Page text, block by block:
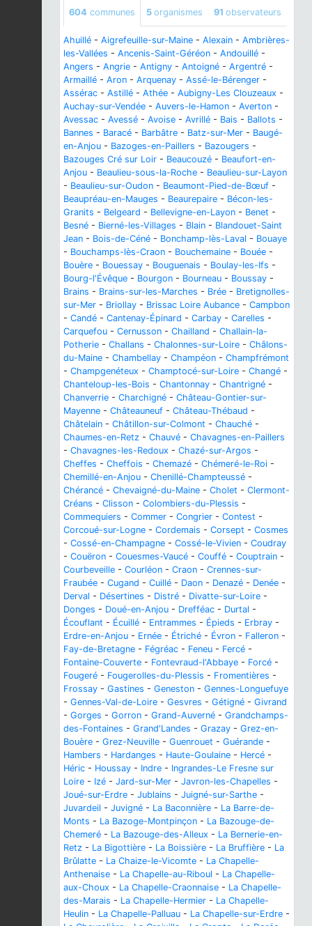
604 communes 5 organismes 91 observateurs
Ahuillé - Aigrefeuille-sur-Maine - Alexain - Ambrières-
les-Vallées - Ancenis-Saint-Géréon - Andouillé -
Angers - Angrie - Antigny - Antoigné - Argentré -
Armaillé - Aron - Arquenay - Assé-le-Bérenger -
Assérac - Astillé - Athée - Aubigny-Les Clouzeaux -
Auchay-sur-Vendée - Auvers-le-Hamon - Averton -
Avessac - Avessé - Avoise - Avrillé - Bais - Ballots -
Bannes - Baracé - Barbâtre - Batz-sur-Mer - Baugé-
en-Anjou - Bazoges-en-Paillers - Bazougers -
Bazouges Cré sur Loir - Beaucouzé - Beaufort-en-
Anjou - Beaulieu-sous-la-Roche - Beaulieu-sur-Layon
- Beaulieu-sur-Oudon - Beaumont-Pied-de-Bœuf -
Beaupréau-en-Mauges - Beaurepaire - Bécon-les-
Granits - Belgeard - Bellevigne-en-Layon - Benet -
Besné - Bierné-les-Villages - Blain - Blandouet-Saint
Jean - Bois-de-Céné - Bonchamp-lès-Laval - Bouaye
- Bouchamps-lès-Craon - Bouchemaine - Bouée -
Bouère - Bouessay - Bouguenais - Boulay-les-Ifs -
Bourg-l'Évêque - Bourgon - Bourneau - Boussay -
Brains - Brains-sur-les-Marches - Brée - Bretignolles-
sur-Mer - Briollay - Brissac Loire Aubance - Campbon
- Candé - Cantenay-Épinard - Carbay - Carelles -
Carquefou - Cernusson - Chailland - Challain-la-
Potherie - Challans - Chalonnes-sur-Loire - Châlons-
du-Maine - Chambellay - Champéon - Champfrémont
- Champgenéteux - Champtocé-sur-Loire - Changé -
Chanteloup-les-Bois - Chantonnay - Chantrigné -
Chanverrie - Charchigné - Château-Gontier-sur-
Mayenne - Châteauneuf - Château-Thébaud -
Châtelain - Châtillon-sur-Colmont - Chauché -
Chaumes-en-Retz - Chauvé - Chavagnes-en-Paillers
- Chavagnes-les-Redoux - Chazé-sur-Argos -
Cheffes - Cheffois - Chemazé - Chémeré-le-Roi -
Chemillé-en-Anjou - Chenillé-Champteussé -
Chérancé - Chevaigné-du-Maine - Cholet - Clermont-
Créans - Clisson - Colombiers-du-Plessis -
Commequiers - Commer - Congrier - Contest -
Corcoué-sur-Logne - Cordemais - Corsept - Cosmes
- Cossé-en-Champagne - Cossé-le-Vivien - Coudray
- Couëron - Couesmes-Vaucé - Couffé - Couptrain -
Courbeveille - Courléon - Craon - Crennes-sur-
Fraubée - Cugand - Cuillé - Daon - Denazé - Denée -
Derval - Désertines - Distré - Divatte-sur-Loire -
Donges - Doué-en-Anjou - Drefféac - Durtal -
Écouflant - Écuillé - Entrammes - Épieds - Erbray -
Erdre-en-Anjou - Ernée - Étriché - Évron - Falleron -
Fay-de-Bretagne - Fégréac - Feneu - Fercé -
Fontaine-Couverte - Fontevraud-l'Abbaye - Forcé -
Fougeré - Fougerolles-du-Plessis - Fromentières -
Frossay - Gastines - Geneston - Gennes-Longuefuye
- Gennes-Val-de-Loire - Gesvres - Gétigné - Givrand
- Gorges - Gorron - Grand-Auverné - Grandchamps-
des-Fontaines - Grand'Landes - Grazay - Grez-en-
Bouère - Grez-Neuville - Guenrouet - Guérande -
Hambers - Hardanges - Haute-Goulaine - Hercé -
Héric - Houssay - Indre - Ingrandes-Le Fresne sur
Loire - Izé - Jard-sur-Mer - Javron-les-Chapelles -
Joué-sur-Erdre - Jublains - Juigné-sur-Sarthe -
Juvardeil - Juvigné - La Baconnière - La Barre-de-
Monts - La Bazoge-Montpinçon - La Bazouge-de-
Chemeré - La Bazouge-des-Alleux - La Bernerie-en-
Retz - La Bigottière - La Boissière - La Bruffière - La
Brûlatte - La Chaize-le-Vicomte - La Chapelle-
Anthenaise - La Chapelle-au-Riboul - La Chapelle-
aux-Choux - La Chapelle-Craonnaise - La Chapelle-
des-Marais - La Chapelle-Hermier - La Chapelle-
Heulin - La Chapelle-Palluau - La Chapelle-sur-Erdre -